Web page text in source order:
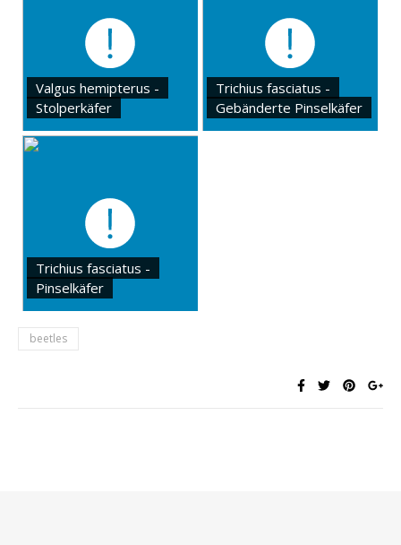
Valgus hemipterus -
Stolperkäfer
Trichius fasciatus -
Gebänderte Pinselkäfer
Trichius fasciatus -
Pinselkäfer
beetles